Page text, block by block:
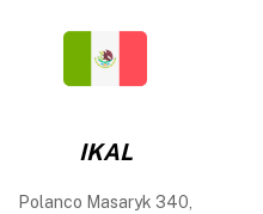
IKAL
Polanco Masaryk 340,